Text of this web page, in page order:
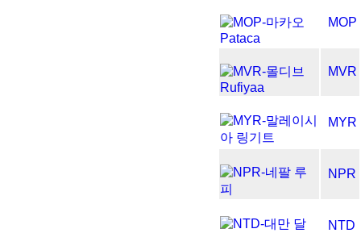
MOP
MVR
MYR
NPR
NTD